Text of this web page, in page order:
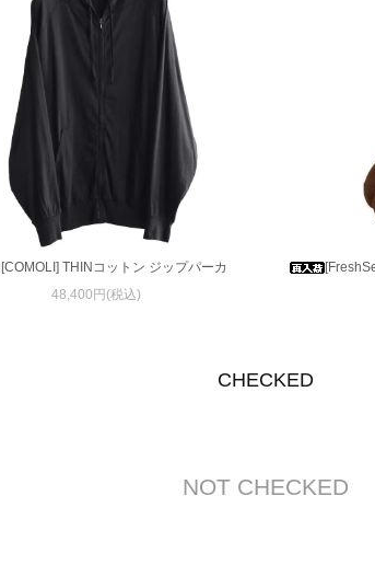
[COMOLI] THINコットン ジップパーカ
48,400円(税込)
CHECKED
NOT CHECKED